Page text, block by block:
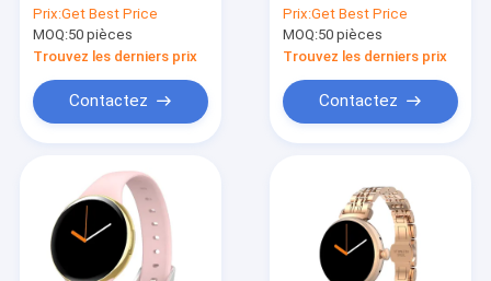
de message
Moniteur intelligent
pour la surveillance
de la santé
Prix:Get Best Price
MOQ:50 pièces
Trouvez les derniers prix
Contactez
sommeil Smart
Watch avec
fréquence cardiaque
Prix:Get Best Price
MOQ:50 pièces
Trouvez les derniers prix
Contactez